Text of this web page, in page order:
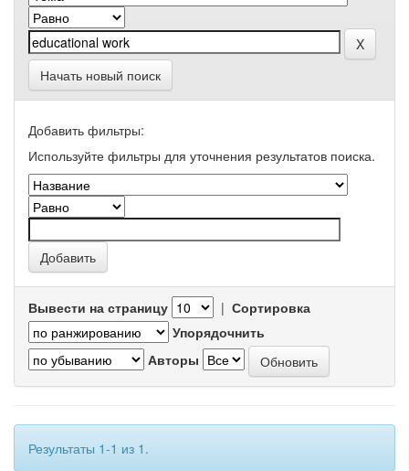
Начать новый поиск
Добавить фильтры:
Используйте фильтры для уточнения результатов поиска.
Вывести на страницу | Сортировка
Упорядочнить
Авторы
Результаты 1-1 из 1.